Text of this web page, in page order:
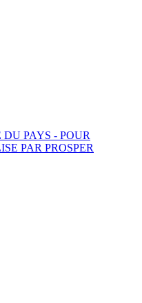
PAYS - POUR
PAR PROSPER